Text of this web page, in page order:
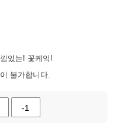
있는! 꽃케익!
불가합니다.
-1